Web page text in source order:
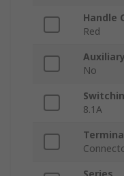
Handle
Red
No
8.1A